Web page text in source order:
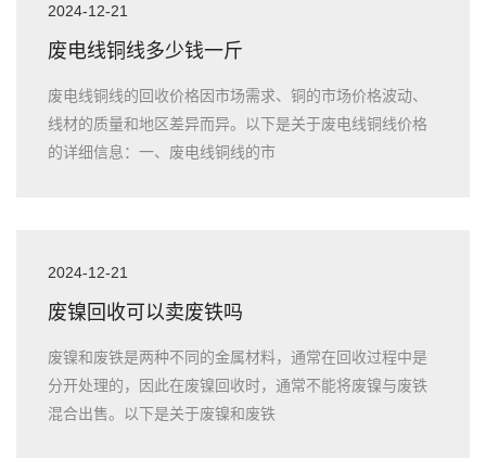
2024-12-21
废电线铜线多少钱一斤
废电线铜线的回收价格因市场需求、铜的市场价格波动、
线材的质量和地区差异而异。以下是关于废电线铜线价格
的详细信息：一、废电线铜线的市
2024-12-21
废镍回收可以卖废铁吗
废镍和废铁是两种不同的金属材料，通常在回收过程中是
分开处理的，因此在废镍回收时，通常不能将废镍与废铁
混合出售。以下是关于废镍和废铁